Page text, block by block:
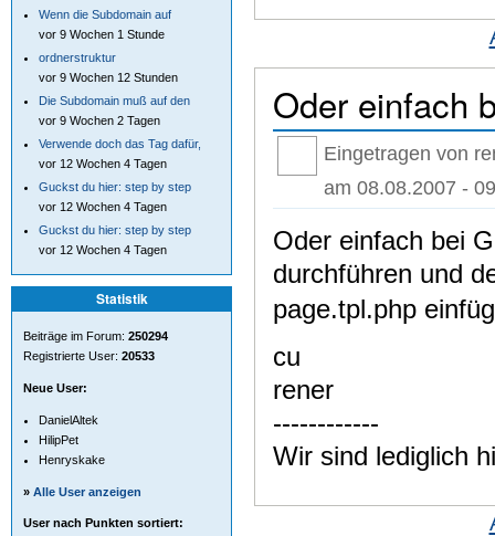
Oder einfach
Eingetragen von
am 08.08.2007 -
Oder einfach bei
durchführen und
page.tpl.php
cu
rener
------------
Wir sind lediglich
Wenn die Subdomain auf
vor 9 Wochen 1 Stunde
ordnerstruktur
vor 9 Wochen 12 Stunden
Die Subdomain muß auf den
vor 9 Wochen 2 Tagen
Verwende doch das Tag dafür,
vor 12 Wochen 4 Tagen
Guckst du hier: step by step
vor 12 Wochen 4 Tagen
Guckst du hier: step by step
vor 12 Wochen 4 Tagen
Statistik
Beiträge im Forum: 250294
Registrierte User: 20533
Neue User:
DanielAltek
HilipPet
Henryskake
» Alle User anzeigen
User nach Punkten sortiert: